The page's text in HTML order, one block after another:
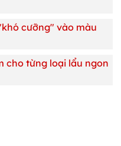
cưỡng" vào màu
cho từng loại lẩu ngon